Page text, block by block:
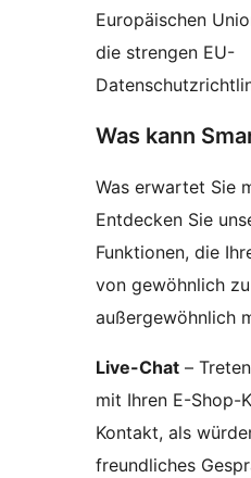
Europäischen
die strengen EU-
Was kann
Was erwartet Sie
Entdecken Sie
Funktionen, die
von gewöhnlich zu
außergewöhnlich
Live-Chat –
mit Ihren E-Shop-
Kontakt, als
freundliches